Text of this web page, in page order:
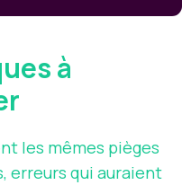
à
les mêmes pièges
erreurs qui auraient